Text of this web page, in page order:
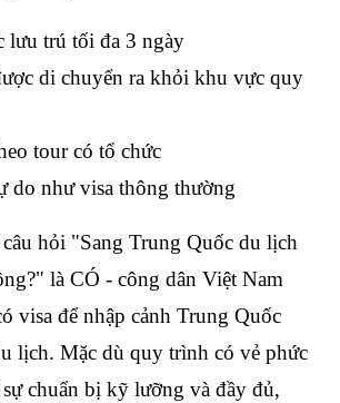
lưu trú tối đa 3 ngày
di chuyển ra khỏi khu vực quy
tour có tổ chức
do như visa thông thường
hỏi "Sang Trung Quốc du lịch
là CÓ - công dân Việt Nam
visa để nhập cảnh Trung Quốc
lịch. Mặc dù quy trình có vẻ phức
chuẩn bị kỹ lưỡng và đầy đủ,